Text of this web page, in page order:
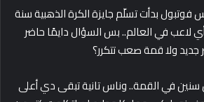
بدأت تسلّم جايزة الكرة الذهبية سنة
أي لاعب في العالم.. بس السؤال دايمًا حاضر
جديد ولا قمة صعب تتكرر؟
في القمة.. وناس تانية تبقى دي أعلى